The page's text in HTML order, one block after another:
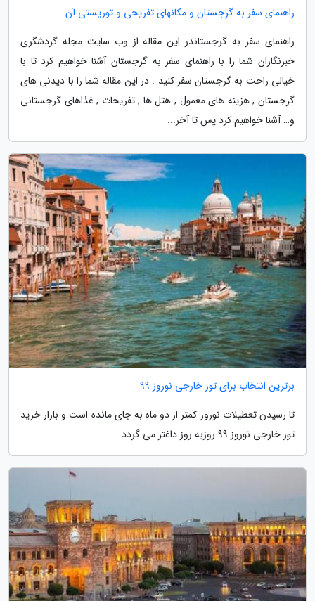
راهنمای سفر به گرجستان و مکانهای تفریحی و توریستی آن
راهنمای سفر به گرجستاندر این مقاله از وب سایت مجله گردشگری
خبرنگاران شما را با راهنمای سفر به گرجستان آشنا خواهیم کرد تا با
خیالی راحت به گرجستان سفر کنید . در این مقاله شما را با دیدنی های
گرجستان , هزینه های معمول , هتل ها , تفریحات , غذاهای گرجستانی
و… آشنا خواهیم کرد پس تا آخر...
برترین انتخاب برای تور خارجی نوروز 99
تا رسیدن تعطیلات نوروز کمتر از دو ماه به جای مانده است و بازار خرید
تور خارجی نوروز 99 روزبه روز داغتر می گردد.